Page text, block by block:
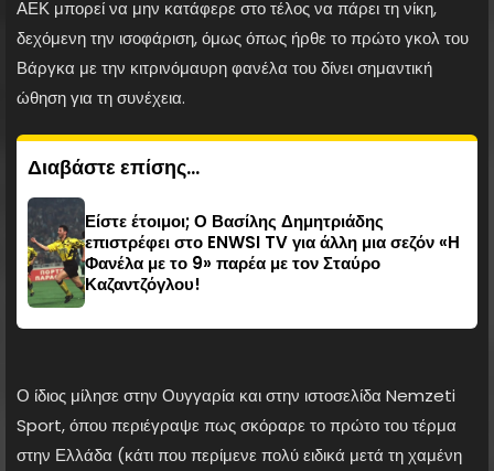
ΑΕΚ μπορεί να μην κατάφερε στο τέλος να πάρει τη νίκη,
δεχόμενη την ισοφάριση, όμως όπως ήρθε το πρώτο γκολ του
Βάργκα με την κιτρινόμαυρη φανέλα του δίνει σημαντική
ώθηση για τη συνέχεια.
Διαβάστε επίσης...
Είστε έτοιμοι; Ο Βασίλης Δημητριάδης
επιστρέφει στο ENWSI TV για άλλη μια σεζόν «Η
Φανέλα με το 9» παρέα με τον Σταύρο
Καζαντζόγλου!
Ο ίδιος μίλησε στην Ουγγαρία και στην ιστοσελίδα Nemzeti
Sport, όπου περιέγραψε πως σκόραρε το πρώτο του τέρμα
στην Ελλάδα (κάτι που περίμενε πολύ ειδικά μετά τη χαμένη